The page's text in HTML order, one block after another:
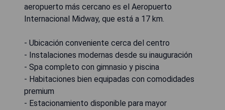
aeropuerto más cercano es el Aeropuerto
Internacional Midway, que está a 17 km.
- Ubicación conveniente cerca del centro
- Instalaciones modernas desde su inauguración
- Spa completo con gimnasio y piscina
- Habitaciones bien equipadas con comodidades
premium
- Estacionamiento disponible para mayor